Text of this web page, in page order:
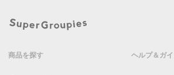
商品を探す ヘルプ＆ガ